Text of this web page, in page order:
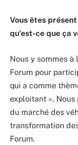
Vous êtes
qu’est-ce que ça
Nous y sommes
Forum pour
qui a comme
exploitant ». Nous
du marché des
transformation
Forum.